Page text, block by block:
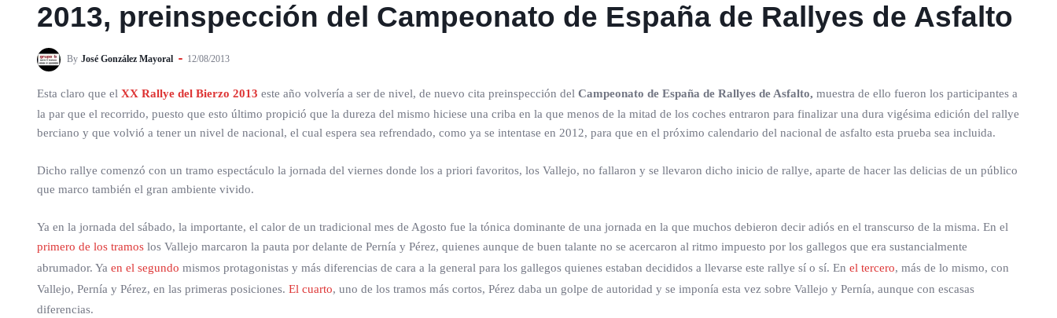
2013, preinspección del Campeonato de España de Rallyes de Asfalto
By José González Mayoral 12/08/2013
Esta claro que el XX Rallye del Bierzo 2013 este año volvería a ser de nivel, de nuevo cita preinspección del Campeonato de España de Rallyes de Asfalto, muestra de ello fueron los participantes a
la par que el recorrido, puesto que esto último propició que la dureza del mismo hiciese una criba en la que menos de la mitad de los coches entraron para finalizar una dura vigésima edición del rallye
berciano y que volvió a tener un nivel de nacional, el cual espera sea refrendado, como ya se intentase en 2012, para que en el próximo calendario del nacional de asfalto esta prueba sea incluida.
Dicho rallye comenzó con un tramo espectáculo la jornada del viernes donde los a priori favoritos, los Vallejo, no fallaron y se llevaron dicho inicio de rallye, aparte de hacer las delicias de un público
que marco también el gran ambiente vivido.
Ya en la jornada del sábado, la importante, el calor de un tradicional mes de Agosto fue la tónica dominante de una jornada en la que muchos debieron decir adiós en el transcurso de la misma. En el
primero de los tramos los Vallejo marcaron la pauta por delante de Pernía y Pérez, quienes aunque de buen talante no se acercaron al ritmo impuesto por los gallegos que era sustancialmente
abrumador. Ya en el segundo mismos protagonistas y más diferencias de cara a la general para los gallegos quienes estaban decididos a llevarse este rallye sí o sí. En el tercero, más de lo mismo, con
Vallejo, Pernía y Pérez, en las primeras posiciones. El cuarto, uno de los tramos más cortos, Pérez daba un golpe de autoridad y se imponía esta vez sobre Vallejo y Pernía, aunque con escasas
diferencias.